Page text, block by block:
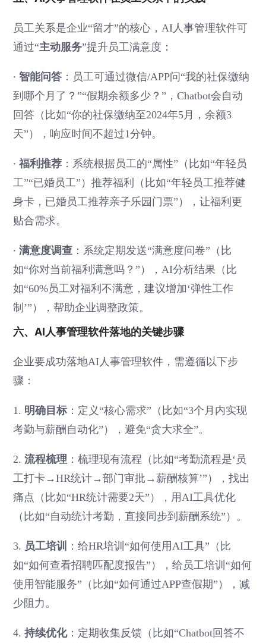
员工关系是企业“留才”的核心，AI人事管理软件可
通过“主动服务”提升员工满意度：
·智能问答 ：员工可通过微信/APP问“我的社保缴纳
到哪个月了？”“假期余额多少？”，Chatbot会自动
回答（比如“你的社保缴纳至2024年5月，余额3
天”），响应时间不超过1分钟。
·福利推荐 ：系统根据员工的“属性”（比如“年轻员
工”“已婚员工”）推荐福利（比如“年轻员工推荐健
身卡，已婚员工推荐亲子乐园门票”），让福利更
贴合需求。
·满意度调查 ：系统定期发送“满意度问卷”（比
如“你对当前福利满意吗？”），AI分析结果（比
如“60%员工对福利不满意，建议增加‘弹性工作
制’”），帮助企业调整政策。
六、AI人事管理软件落地的关键步骤
企业要成功落地AI人事管理软件，需遵循以下步
骤：
1. 明确目标 ：定义“核心需求”（比如“3个月内实现
考勤与薪酬自动化”），避免“贪大求全”。
2.流程梳理 ：梳理现有流程（比如“考勤流程是‘员
工打卡→HR统计→部门审批→薪酬核算’”），找出
痛点（比如“HR统计需要2天”），用AI工具优化
（比如“自动统计考勤，直接同步到薪酬系统”）。
3. 员工培训
：给HR培训“如何使用AI工具”（比
如“如何查看招聘匹配度报告”），给员工培训“如何
使用智能服务”（比如“如何通过APP查假期”），减
少阻力。
4.持续优化：定期收集反馈（比如“Chatbot回答不